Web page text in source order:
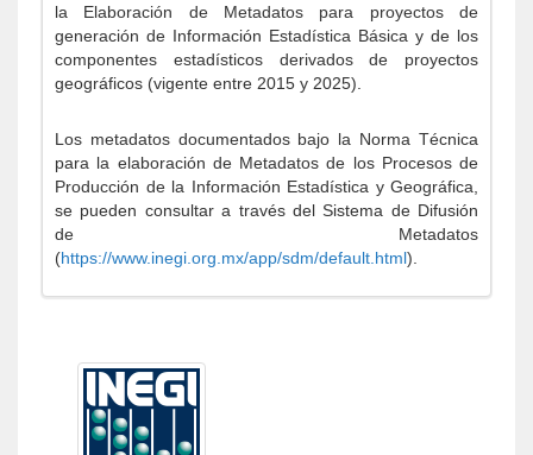
la Elaboración de Metadatos para proyectos de
generación de Información Estadística Básica y de los
componentes estadísticos derivados de proyectos
geográficos (vigente entre 2015 y 2025).
Los metadatos documentados bajo la Norma Técnica
para la elaboración de Metadatos de los Procesos de
Producción de la Información Estadística y Geográfica,
se pueden consultar a través del Sistema de Difusión
de Metadatos
(https://www.inegi.org.mx/app/sdm/default.html).